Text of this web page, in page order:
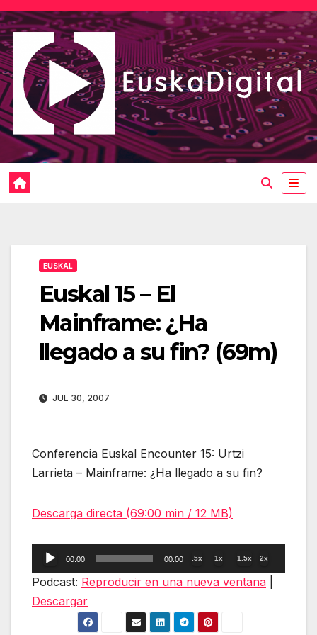
Saltar
al
contenido
EUSKAL
Euskal 15 – El
Mainframe: ¿Ha
llegado a su fin? (69m)
JUL 30, 2007
Conferencia Euskal Encounter 15: Urtzi
Larrieta – Mainframe: ¿Ha llegado a su fin?
Descarga directa (69:00 min / 12 MB)
Reproductor
de
00:00 00:00 .5x 1x 1.5x 2x
Podcast: Reproducir en una nueva ventana
Descargar